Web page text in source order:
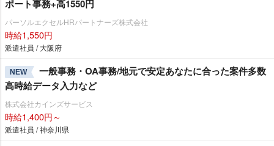
ポート事務+高1550円
パーソルエクセルHRパートナーズ株式会社
時給1,550円
派遣社員 / 大阪府
NEW
一般事務・OA事務/地元で安定あなたに合った案件多数
高時給データ入力など
株式会社カインズサービス
時給1,400円～
派遣社員 / 神奈川県